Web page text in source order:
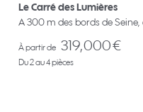
Le Carré des Lumières
A 300 m des bords de
À partir de 319,000 €
Du 2 au 4 pièces